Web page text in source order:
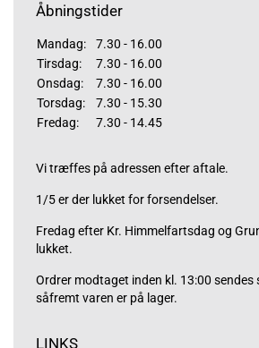
Åbningstider
Mandag:
7.30 - 16.00
Tirsdag:
7.30 - 16.00
Onsdag:
7.30 - 16.00
Torsdag:
7.30 - 15.30
Fredag:
7.30 - 14.45
Vi træffes på adressen efter aftale.
1/5 er der lukket for forsendelser.
Fredag efter Kr. Himmelfartsdag og
lukket.
Ordrer modtaget inden kl. 13:00 sendes
såfremt varen er på lager.
LINKS